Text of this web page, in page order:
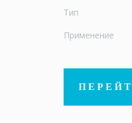
Тип
Применение